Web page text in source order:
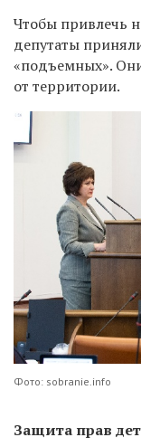
Чтобы привлечь
депутаты
«подъемных».
от территории.
Фото: sobranie.info
Защита прав